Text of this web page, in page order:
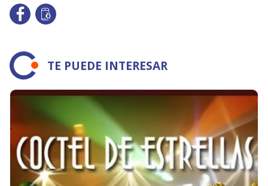
TE PUEDE INTERESAR